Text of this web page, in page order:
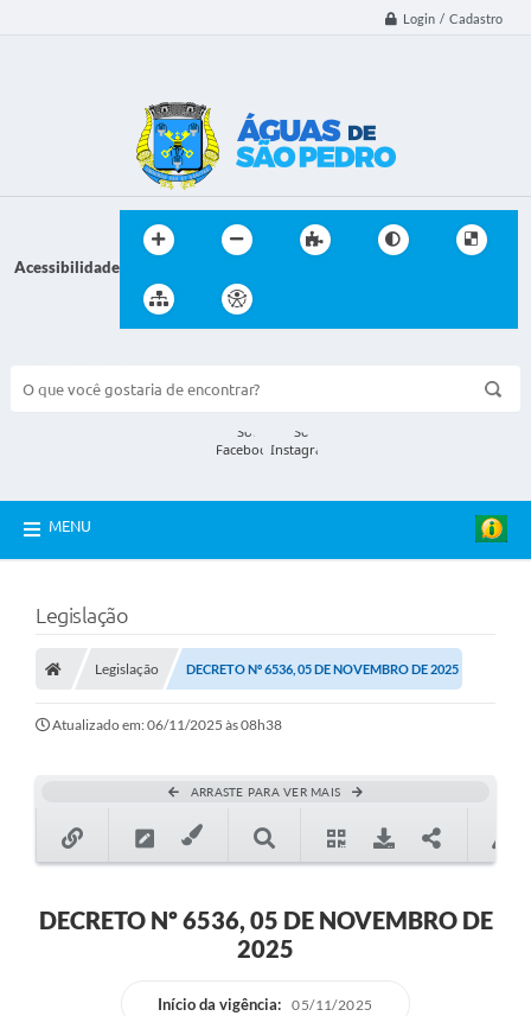
Login / Cadastro
Acessibilidade
MENU
Legislação
Legislação DECRETO Nº 6536, 05 DE NOVEMBRO DE 2025
Atualizado em: 06/11/2025 às 08h38
ARRASTE PARA VER MAIS
DECRETO Nº 6536, 05 DE NOVEMBRO DE
2025
Início da vigência: 05/11/2025